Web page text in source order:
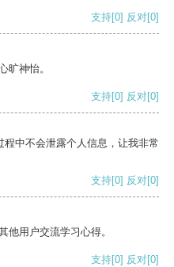
支持[0] 反对[0]
旷神怡。
支持[0] 反对[0]
中不会泄露个人信息，让我非常
支持[0] 反对[0]
他用户交流学习心得。
支持[0] 反对[0]